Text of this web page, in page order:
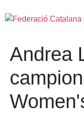
Andrea